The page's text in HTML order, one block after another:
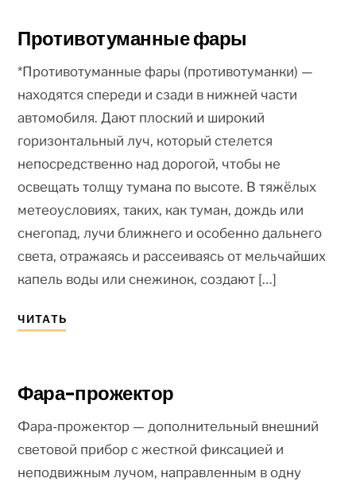
Противотуманные фары
*Противотуманные фары (противотуманки) —
находятся спереди и сзади в нижней части
автомобиля. Дают плоский и широкий
горизонтальный луч, который стелется
непосредственно над дорогой, чтобы не
освещать толщу тумана по высоте. В тяжёлых
метеоусловиях, таких, как туман, дождь или
снегопад, лучи ближнего и особенно дальнего
света, отражаясь и рассеиваясь от мельчайших
капель воды или снежинок, создают […]
ЧИТАТЬ
Фара-прожектор
Фара-прожектор — дополнительный внешний
световой прибор с жесткой фиксацией и
неподвижным лучом, направленным в одну